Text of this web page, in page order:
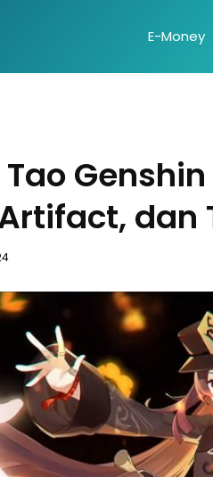
E-Money
dan